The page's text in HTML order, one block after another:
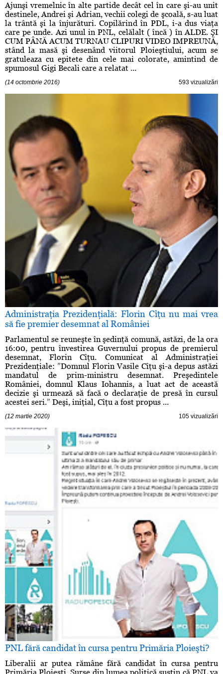
Ajunşi vremelnic în alte partide decât cel în care şi-au unit
destinele, Andrei şi Adrian, vechii colegi de şcoală, s-au luat
la trântă şi la înjurături. Copilărind în PDL, i-a dus viaţa
care pe unde. Azi unul in PNL, celălalt ( încă ) în ALDE. ŞI
CUM PÂNĂ ACUM TURNAU CLIPURI VIDEO IMPREUNĂ,
stând la masă şi desenând viitorul Ploieştiului, acum se
gratuleaza cu epitete din cele mai colorate, amintind de
spumosul Gigi Becali care a relatat ...
(14 octombrie 2016) 593 vizualizări
Administraţia Prezidenţială: Florin Cîţu nu mai vrea
să fie premier desemnat al României
Parlamentul se reuneşte în şedinţă comună, astăzi, de la ora
16:00, pentru învestirea Guvernului propus de premierul
desemnat, Florin Cîţu. Comunicat al Administraţiei
Prezidenţiale: ”Domnul Florin Vasile Cîţu şi-a depus astăzi
mandatul de prim-ministru desemnat. Preşedintele
României, domnul Klaus Iohannis, a luat act de această
decizie şi urmează să facă o declaraţie de presă în cursul
acestei seri.” Deşi, iniţial, Cîţu a fost propus ...
(12 martie 2020) 105 vizualizări
PNL fără candidat în cursa pentru Primăria Ploieşti?
Liberalii ar putea rămâne fără candidat în cursa pentru